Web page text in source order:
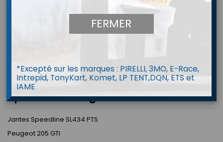
Speedline Peugeot 205 GTI
Jantes Speedline SL434 PTS
Peugeot 205 GTI
FERMER
*Excepté sur les marques : PIRELLI, 3MO, E-Race,
Intrepid, TonyKart, Komet, LP TENT,DQN, ETS et
IAME